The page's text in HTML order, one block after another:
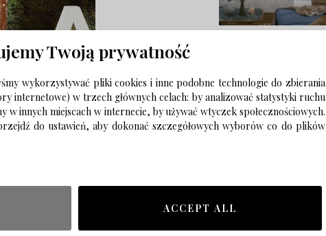
Twoją prywatność
wykorzystywać pliki cookies i inne podobne technologie do zbierania
internetowe) w trzech głównych celach: by analizować statystyki ruchu
w innych miejscach w internecie, by używać wtyczek społecznościowych.
do ustawień, aby dokonać szczegółowych wyborów co do plików
ACCEPT ALL